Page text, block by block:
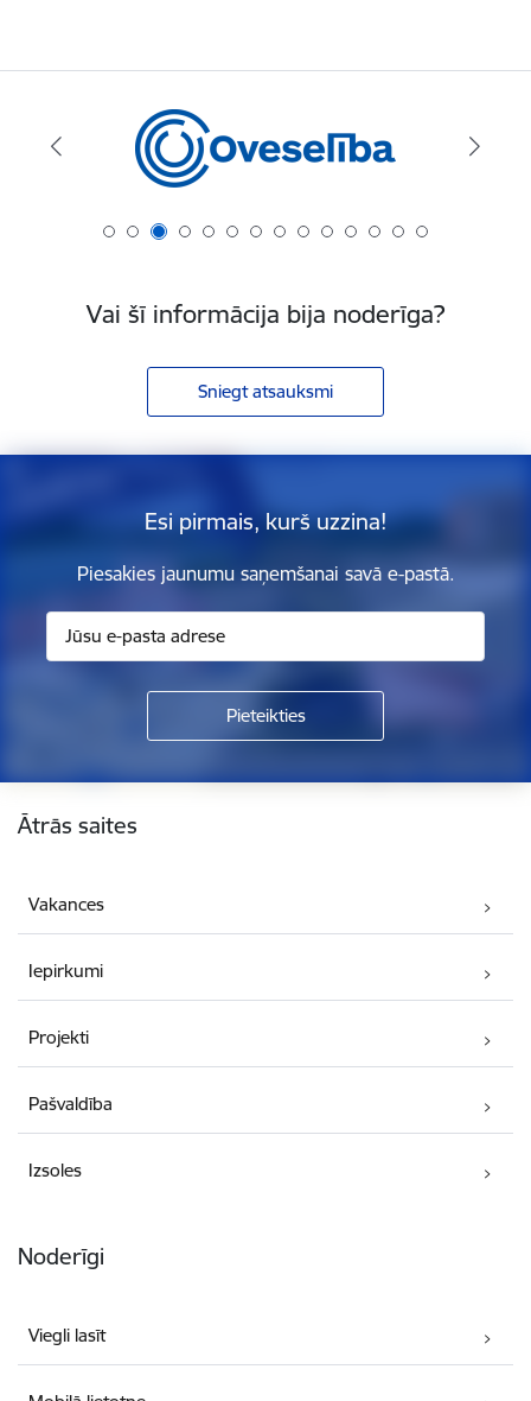
Vai šī informācija bija noderīga?
Sniegt atsauksmi
Esi pirmais, kurš uzzina!
Piesakies jaunumu saņemšanai savā e-pastā.
Ātrās saites
Vakances
Iepirkumi
Projekti
Pašvaldība
Izsoles
Noderīgi
Viegli lasīt